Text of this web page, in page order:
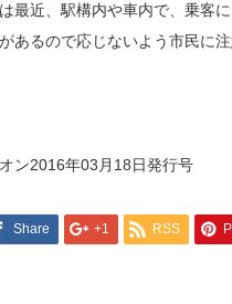
最近、駅構内や車内で、乗客
あるので応じないよう市民に注
ン2016年03月18日発行号
Share +1 RSS